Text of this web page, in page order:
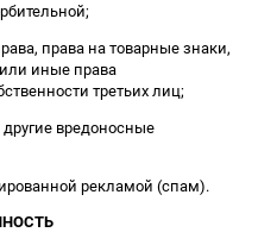
права на товарные знаки,
иные права
третьих лиц;
вредоносные
рекламой (спам).